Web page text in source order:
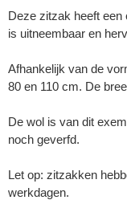
Deze zitzak heeft een
is uitneembaar en
Afhankelijk van de
80 en 110 cm. De
De wol is van dit
noch geverfd.
Let op: zitzakken
werkdagen.